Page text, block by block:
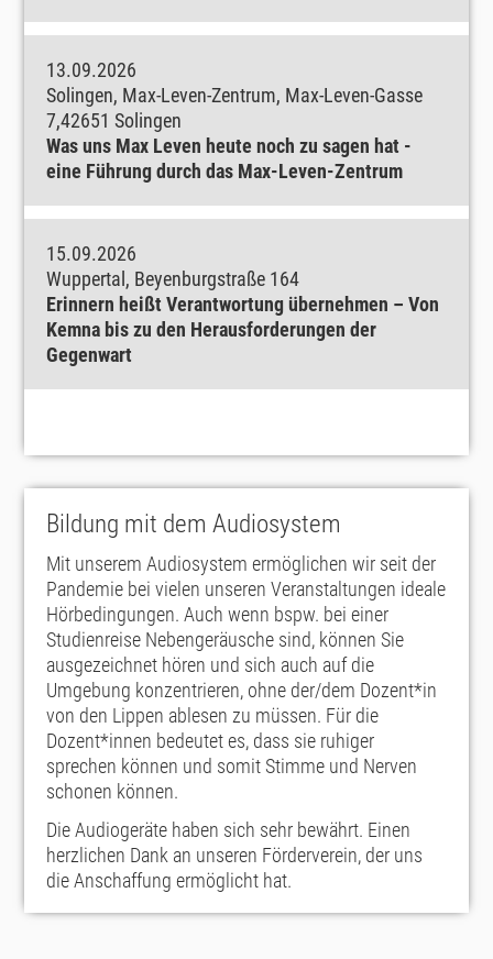
13.09.2026
Solingen, Max-Leven-Zentrum, Max-Leven-Gasse
7,42651 Solingen
Was uns Max Leven heute noch zu sagen hat -
eine Führung durch das Max-Leven-Zentrum
15.09.2026
Wuppertal, Beyenburgstraße 164
Erinnern heißt Verantwortung übernehmen – Von
Kemna bis zu den Herausforderungen der
Gegenwart
Bildung mit dem Audiosystem
Mit unserem Audiosystem ermöglichen wir seit der
Pandemie bei vielen unseren Veranstaltungen ideale
Hörbedingungen. Auch wenn bspw. bei einer
Studienreise Nebengeräusche sind, können Sie
ausgezeichnet hören und sich auch auf die
Umgebung konzentrieren, ohne der/dem Dozent*in
von den Lippen ablesen zu müssen. Für die
Dozent*innen bedeutet es, dass sie ruhiger
sprechen können und somit Stimme und Nerven
schonen können.
Die Audiogeräte haben sich sehr bewährt. Einen
herzlichen Dank an unseren Förderverein, der uns
die Anschaffung ermöglicht hat.